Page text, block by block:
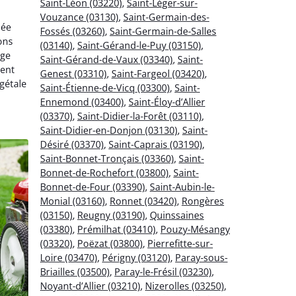
Saint-Léon (03220), Saint-Léger-sur-
Vouzance (03130), Saint-Germain-des-
Fossés (03260), Saint-Germain-de-Salles
(03140), Saint-Gérand-le-Puy (03150),
Saint-Gérand-de-Vaux (03340), Saint-
Genest (03310), Saint-Fargeol (03420),
Saint-Étienne-de-Vicq (03300), Saint-
Ennemond (03400), Saint-Éloy-d’Allier
(03370), Saint-Didier-la-Forêt (03110),
Saint-Didier-en-Donjon (03130), Saint-
Désiré (03370), Saint-Caprais (03190),
Saint-Bonnet-Tronçais (03360), Saint-
Bonnet-de-Rochefort (03800), Saint-
Bonnet-de-Four (03390), Saint-Aubin-le-
Monial (03160), Ronnet (03420), Rongères
(03150), Reugny (03190), Quinssaines
(03380), Prémilhat (03410), Pouzy-Mésangy
(03320), Poëzat (03800), Pierrefitte-sur-
Loire (03470), Périgny (03120), Paray-sous-
Briailles (03500), Paray-le-Frésil (03230),
Noyant-d’Allier (03210), Nizerolles (03250),